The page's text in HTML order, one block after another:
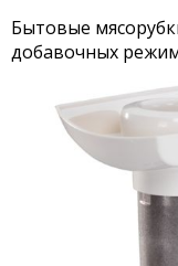
Бытовые
добавочных